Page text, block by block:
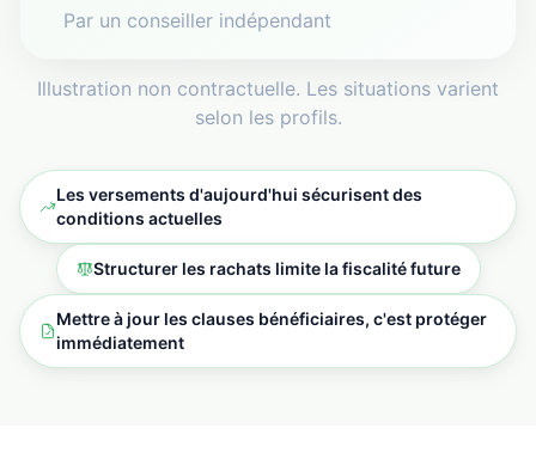
Par un conseiller indépendant
Illustration non contractuelle. Les situations varient
selon les profils.
Les versements d'aujourd'hui sécurisent des
conditions actuelles
Structurer les rachats limite la fiscalité future
Mettre à jour les clauses bénéficiaires, c'est protéger
immédiatement